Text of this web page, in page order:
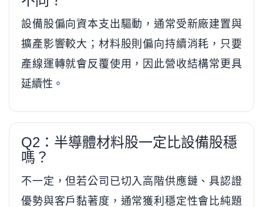
設備股偏向資本支出驅動，通常受新廠建置與
擴產影響較大；材料股則偏向持續消耗，只要
產線運轉就會反覆使用，因此營收結構常更具
延續性。
Q2：半導體材料股一定比設備股穩
嗎？
不一定，但若公司已切入高階供應鏈、具認證
優勢與客戶黏著度，通常獲利穩定性會比純題